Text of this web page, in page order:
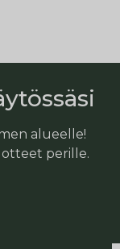
alueelle!
perille.